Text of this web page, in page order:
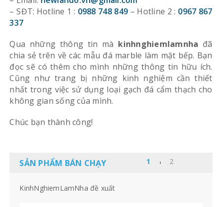
– SĐT: Hotline 1 : 0988 748 849 – Hotline 2 : 0967 867
337
Qua những thông tin mà kinhnghiemlamnha đã
chia sẻ trên về các mẫu đá marble làm mặt bếp. Bạn
đọc sẽ có thêm cho mình những thông tin hữu ích.
Cũng như trang bị những kinh nghiệm cần thiết
nhất trong việc sử dụng loại gạch đá cẩm thạch cho
không gian sống của mình.
Chúc bạn thành công!
SẢN PHẨM BÁN CHẠY
KinhNghiemLamNha đề xuất